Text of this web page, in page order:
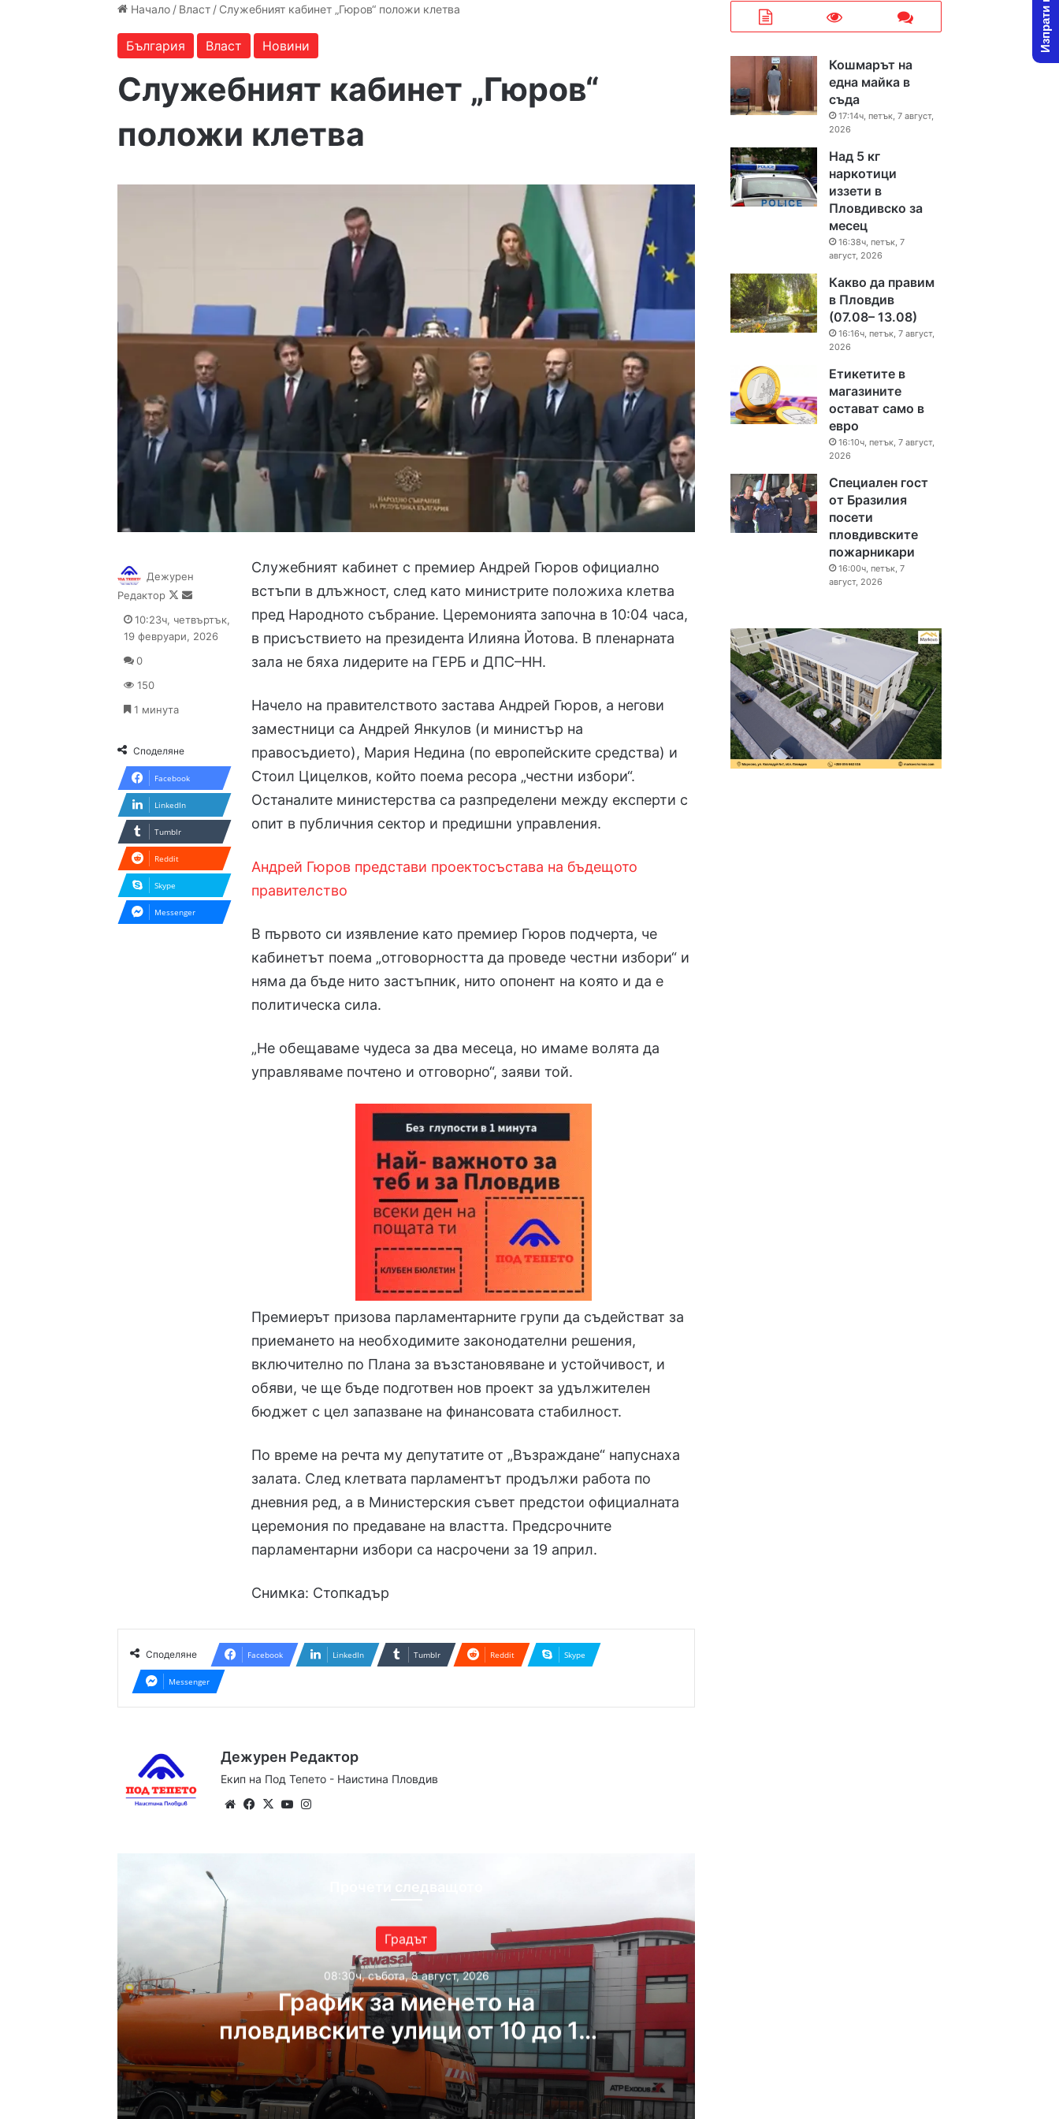
Начало / Власт / Служебният кабинет „Гюров“ положи клетва
България Власт Новини
Служебният кабинет „Гюров“
положи клетва
Служебният кабинет с премиер Андрей Гюров официално
встъпи в длъжност, след като министрите положиха клетва
пред Народното събрание. Церемонията започна в 10:04 часа,
в присъствието на президента Илияна Йотова. В пленарната
зала не бяха лидерите на ГЕРБ и ДПС–НН.
Начело на правителството застава Андрей Гюров, а негови
заместници са Андрей Янкулов (и министър на
правосъдието), Мария Недина (по европейските средства) и
Стоил Цицелков, който поема ресора „честни избори“.
Останалите министерства са разпределени между експерти с
опит в публичния сектор и предишни управления.
Андрей Гюров представи проектосъстава на бъдещото
правителство
В първото си изявление като премиер Гюров подчерта, че
кабинетът поема „отговорността да проведе честни избори“ и
няма да бъде нито застъпник, нито опонент на която и да е
политическа сила.
„Не обещаваме чудеса за два месеца, но имаме волята да
управляваме почтено и отговорно“, заяви той.
Премиерът призова парламентарните групи да съдействат за
приемането на необходимите законодателни решения,
включително по Плана за възстановяване и устойчивост, и
обяви, че ще бъде подготвен нов проект за удължителен
бюджет с цел запазване на финансовата стабилност.
По време на речта му депутатите от „Възраждане“ напуснаха
залата. След клетвата парламентът продължи работа по
дневния ред, а в Министерския съвет предстои официалната
церемония по предаване на властта. Предсрочните
парламентарни избори са насрочени за 19 април.
Снимка: Стопкадър
Дежурен
Редактор
Follow
X
Send
email
10:23ч, четвъртък,
19 февруари, 2026
0
150
1 минута
Споделяне
Facebook
LinkedIn
Tumblr
Reddit
Skype
Messenger
Споделяне Facebook LinkedIn Tumblr Reddit Skype
Messenger
Дежурен Редактор
Екип на Под Тепето - Наистина Пловдив
WebsiteFacebook
X YouTube
Градът
08:30ч, събота, 8 август, 2026
График за миенето на
пловдивските улици от 10 до 14
август
Кошмарът на
една майка в
съда
17:14ч, петък, 7 август,
2026
Над 5 кг
наркотици
иззети в
Пловдивско за
месец
16:38ч, петък, 7
август, 2026
Какво да правим
в Пловдив
(07.08– 13.08)
16:16ч, петък, 7 август,
2026
Етикетите в
магазините
остават само в
евро
16:10ч, петък, 7 август,
2026
Специален гост
от Бразилия
посети
пловдивските
пожарникари
16:00ч, петък, 7
август, 2026